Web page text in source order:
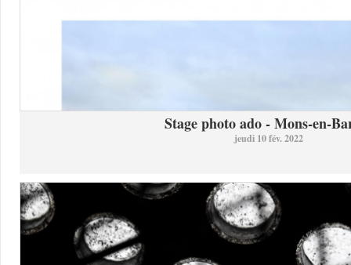
Stage photo ado - Mons-en-
jeudi 10 fév. 2022